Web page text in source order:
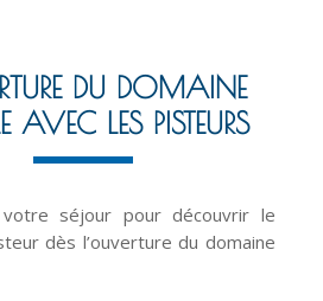
DU DOMAINE
AVEC LES PISTEURS
séjour pour découvrir le
dès l’ouverture du domaine